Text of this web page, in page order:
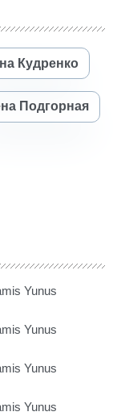
Кудренко
Подгорная
Yunus
Yunus
Yunus
Yunus